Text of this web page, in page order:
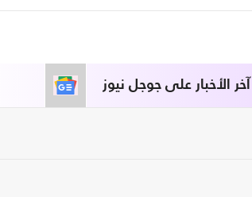
آخر الأخبار على جوجل نيوز